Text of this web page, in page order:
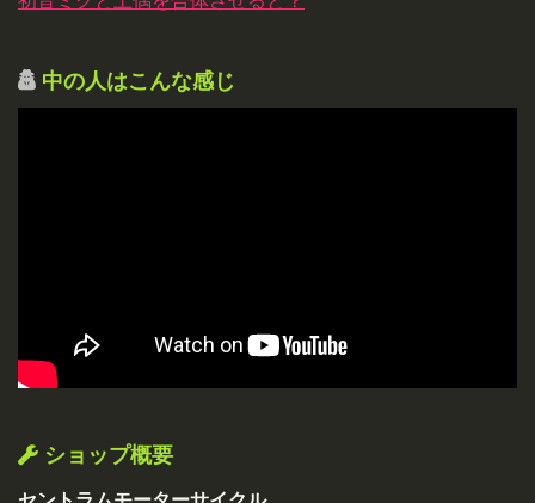
中の人はこんな感じ
ショップ概要